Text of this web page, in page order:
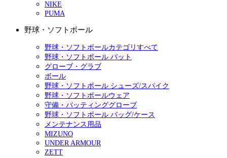
NIKE
PUMA
野球・ソフトボール
野球・ソフトボールカテゴリすべて
野球・ソフトボール バット
グローブ・グラブ
ボール
野球・ソフトボール シューズ/スパイク
野球・ソフトボールウェア
守備・バッティンググローブ
野球・ソフトボール バッグ/ケース
メンテナンス用品
MIZUNO
UNDER ARMOUR
ZETT